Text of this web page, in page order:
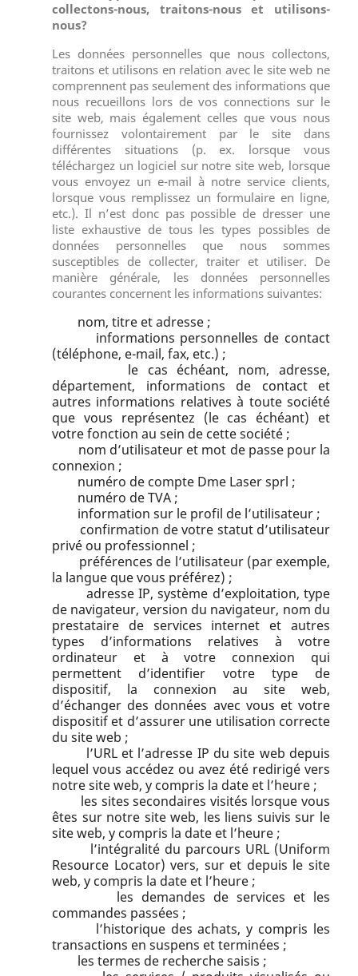
collectons-nous, traitons-nous et utilisons-
nous?
Les données personnelles que nous collectons,
traitons et utilisons en relation avec le site web ne
comprennent pas seulement des informations que
nous recueillons lors de vos connections sur le
site web, mais également celles que vous nous
fournissez volontairement par le site dans
différentes situations (p. ex. lorsque vous
téléchargez un logiciel sur notre site web, lorsque
vous envoyez un e-mail à notre service clients,
lorsque vous remplissez un formulaire en ligne,
etc.). Il n’est donc pas possible de dresser une
liste exhaustive de tous les types possibles de
données personnelles que nous sommes
susceptibles de collecter, traiter et utiliser. De
manière générale, les données personnelles
courantes concernent les informations suivantes:
nom, titre et adresse ;
informations personnelles de contact
(téléphone, e-mail, fax, etc.) ;
le cas échéant, nom, adresse,
département, informations de contact et
autres informations relatives à toute société
que vous représentez (le cas échéant) et
votre fonction au sein de cette société ;
nom d’utilisateur et mot de passe pour la
connexion ;
numéro de compte Dme Laser sprl ;
numéro de TVA ;
information sur le profil de l’utilisateur ;
confirmation de votre statut d’utilisateur
privé ou professionnel ;
préférences de l’utilisateur (par exemple,
la langue que vous préférez) ;
adresse IP, système d’exploitation, type
de navigateur, version du navigateur, nom du
prestataire de services internet et autres
types d’informations relatives à votre
ordinateur et à votre connexion qui
permettent d’identifier votre type de
dispositif, la connexion au site web,
d’échanger des données avec vous et votre
dispositif et d’assurer une utilisation correcte
du site web ;
l’URL et l’adresse IP du site web depuis
lequel vous accédez ou avez été redirigé vers
notre site web, y compris la date et l’heure ;
les sites secondaires visités lorsque vous
êtes sur notre site web, les liens suivis sur le
site web, y compris la date et l’heure ;
l’intégralité du parcours URL (Uniform
Resource Locator) vers, sur et depuis le site
web, y compris la date et l’heure ;
les demandes de services et les
commandes passées ;
l’historique des achats, y compris les
transactions en suspens et terminées ;
les termes de recherche saisis ;